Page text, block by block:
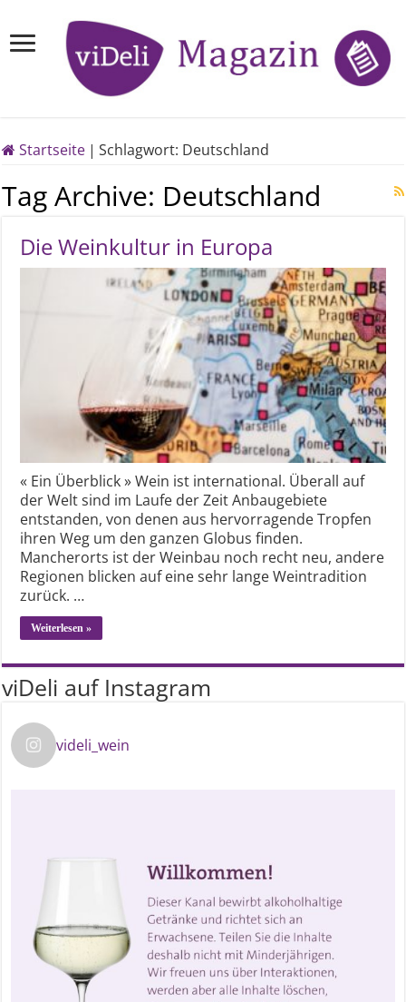
Startseite | Schlagwort: Deutschland
Tag Archive: Deutschland
Die Weinkultur in Europa
« Ein Überblick » Wein ist international. Überall auf
der Welt sind im Laufe der Zeit Anbaugebiete
entstanden, von denen aus hervorragende Tropfen
ihren Weg um den ganzen Globus finden.
Mancherorts ist der Weinbau noch recht neu, andere
Regionen blicken auf eine sehr lange Weintradition
zurück. …
Weiterlesen »
viDeli auf Instagram
videli_wein